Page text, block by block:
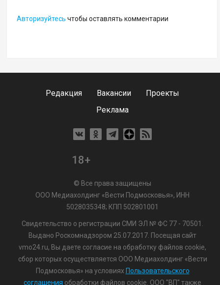
Авторизуйтесь чтобы оставлять комментарии
Редакция Вакансии
Проекты
Реклама
18+
© Все права защищены
ООО Медиахолдинг «Вести Подмосковья», ИНН
5028035348; КПП 502801001
Свидетельство о регистрации СМИ ЭЛ № ФС 77 - 70501.
Выдано Роскомнадзором 25.07.2017. Посещая сайт
vmo24.ru, Вы даете согласие на обработку файлов cookie,
сбор которых осуществляется ООО Медиахолдинг «Вести
Подмосковья» на условиях Пользовательского
соглашения обработки файлов cookie. ООО "ВП" также